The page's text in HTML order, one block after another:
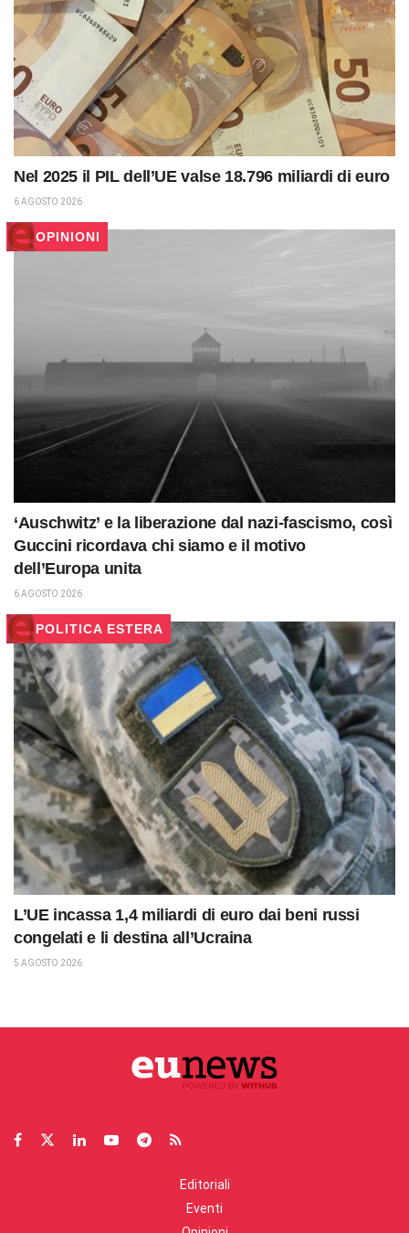
Nel 2025 il PIL dell’UE valse 18.796 miliardi di euro
6 AGOSTO 2026
OPINIONI
‘Auschwitz’ e la liberazione dal nazi-fascismo, così
Guccini ricordava chi siamo e il motivo
dell’Europa unita
6 AGOSTO 2026
POLITICA ESTERA
L’UE incassa 1,4 miliardi di euro dai beni russi
congelati e li destina all’Ucraina
5 AGOSTO 2026
Editoriali
Eventi